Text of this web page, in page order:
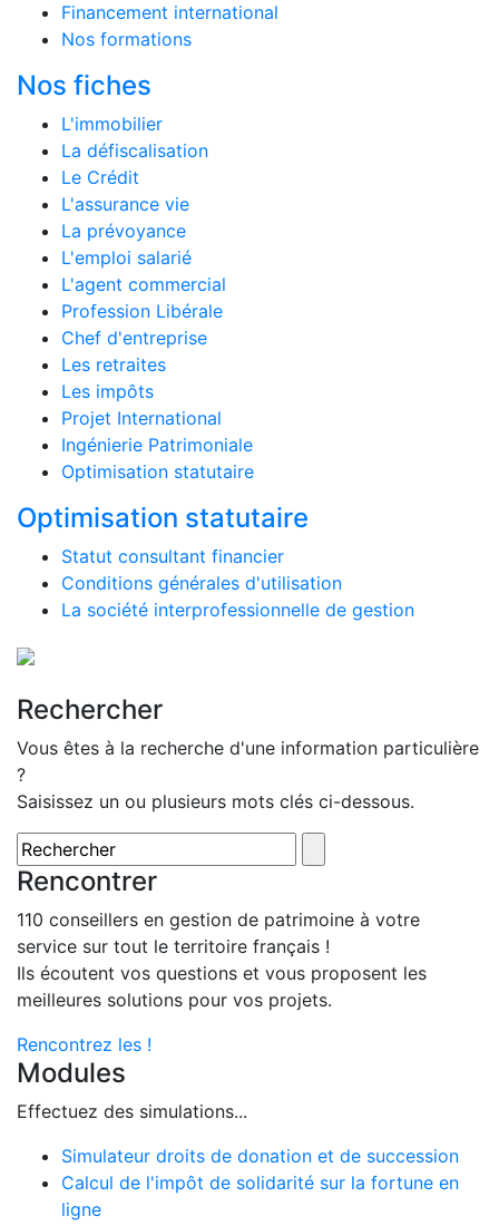
Financement international
Nos formations
Nos fiches
L'immobilier
La défiscalisation
Le Crédit
L'assurance vie
La prévoyance
L'emploi salarié
L'agent commercial
Profession Libérale
Chef d'entreprise
Les retraites
Les impôts
Projet International
Ingénierie Patrimoniale
Optimisation statutaire
Optimisation statutaire
Statut consultant financier
Conditions générales d'utilisation
La société interprofessionnelle de gestion
Rechercher
Vous êtes à la recherche d'une information particulière
?
Saisissez un ou plusieurs mots clés ci-dessous.
Rencontrer
110 conseillers en gestion de patrimoine à votre
service sur tout le territoire français !
Ils écoutent vos questions et vous proposent les
meilleures solutions pour vos projets.
Rencontrez les !
Modules
Effectuez des simulations...
Simulateur droits de donation et de succession
Calcul de l'impôt de solidarité sur la fortune en
ligne